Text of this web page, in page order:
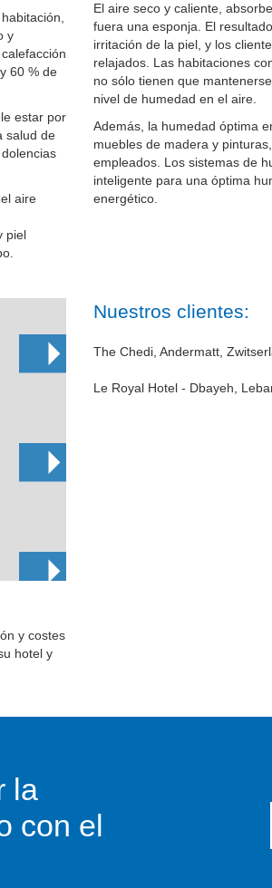
y
60 % de
estar por
salud de
aire
piel
El aire seco y caliente,
fuera una esponja. El
irritación de la piel, y los
relajados. Las habitaciones
no sólo tienen que
nivel de humedad en el aire.
Además, la humedad óptima
muebles de madera y
empleados. Los sistemas de
inteligente para una óptima
energético.
y costes
hotel y
Nuestros clientes:
The Chedi, Andermatt,
Le Royal Hotel - Dbayeh,
la
con el